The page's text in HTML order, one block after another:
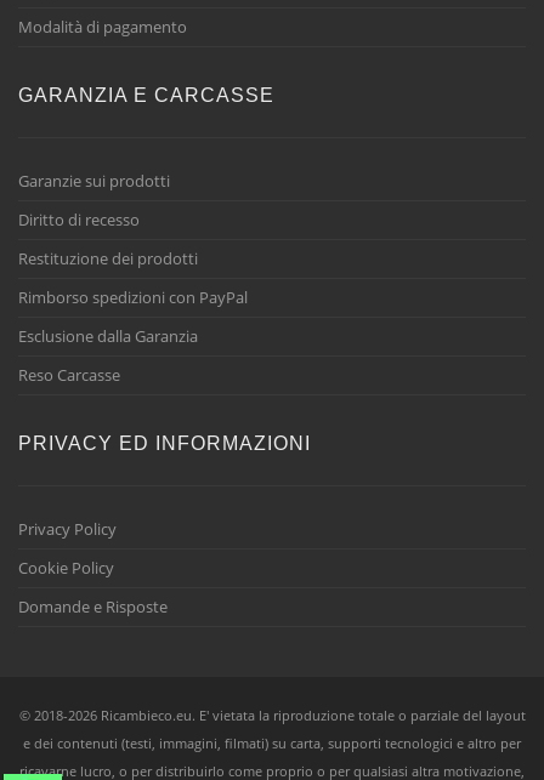
Modalità di pagamento
GARANZIA E CARCASSE
Garanzie sui prodotti
Diritto di recesso
Restituzione dei prodotti
Rimborso spedizioni con PayPal
Esclusione dalla Garanzia
Reso Carcasse
PRIVACY ED INFORMAZIONI
Privacy Policy
Cookie Policy
Domande e Risposte
© 2018-2026 Ricambieco.eu. E' vietata la riproduzione totale o parziale del layout
e dei contenuti (testi, immagini, filmati) su carta, supporti tecnologici e altro per
ricavarne lucro, o per distribuirlo come proprio o per qualsiasi altra motivazione,